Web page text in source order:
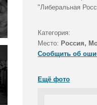
"Либеральная
Категория:
Место: Россия,
Сообщить об
Ещё фото